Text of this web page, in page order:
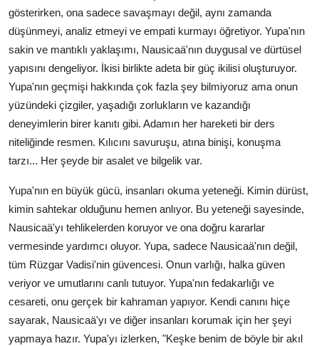
gösterirken, ona sadece savaşmayı değil, aynı zamanda
düşünmeyi, analiz etmeyi ve empati kurmayı öğretiyor. Yupa'nın
sakin ve mantıklı yaklaşımı, Nausicaä'nın duygusal ve dürtüsel
yapısını dengeliyor. İkisi birlikte adeta bir güç ikilisi oluşturuyor.
Yupa'nın geçmişi hakkında çok fazla şey bilmiyoruz ama onun
yüzündeki çizgiler, yaşadığı zorlukların ve kazandığı
deneyimlerin birer kanıtı gibi. Adamın her hareketi bir ders
niteliğinde resmen. Kılıcını savuruşu, atına binişi, konuşma
tarzı... Her şeyde bir asalet ve bilgelik var.
Yupa'nın en büyük gücü, insanları okuma yeteneği. Kimin dürüst,
kimin sahtekar olduğunu hemen anlıyor. Bu yeteneği sayesinde,
Nausicaä'yı tehlikelerden koruyor ve ona doğru kararlar
vermesinde yardımcı oluyor. Yupa, sadece Nausicaä'nın değil,
tüm Rüzgar Vadisi'nin güvencesi. Onun varlığı, halka güven
veriyor ve umutlarını canlı tutuyor. Yupa'nın fedakarlığı ve
cesareti, onu gerçek bir kahraman yapıyor. Kendi canını hiçe
sayarak, Nausicaä'yı ve diğer insanları korumak için her şeyi
yapmaya hazır. Yupa'yı izlerken, "Keşke benim de böyle bir akıl